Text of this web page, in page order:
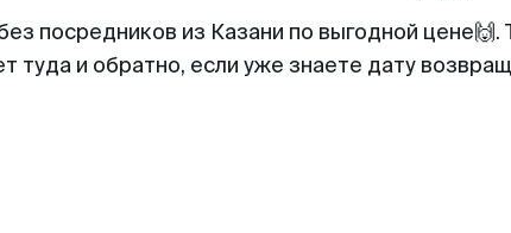
посредников из Казани по выгодной
туда и обратно, если уже знаете дату